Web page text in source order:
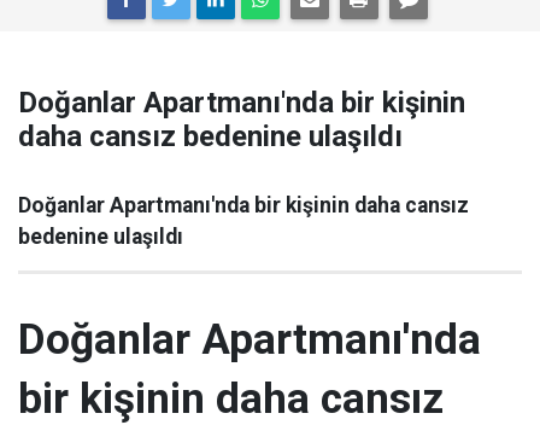
Doğanlar Apartmanı'nda bir kişinin
daha cansız bedenine ulaşıldı
Doğanlar Apartmanı'nda bir kişinin daha cansız
bedenine ulaşıldı
Doğanlar Apartmanı'nda
bir kişinin daha cansız